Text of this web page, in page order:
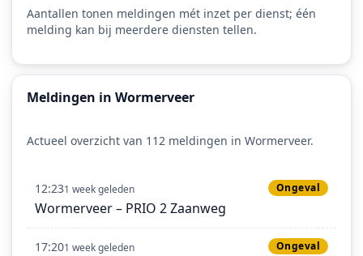
Aantallen tonen meldingen mét inzet per dienst; één
melding kan bij meerdere diensten tellen.
Meldingen in Wormerveer
Actueel overzicht van 112 meldingen in Wormerveer.
12:231 week geleden Ongeval
Wormerveer – PRIO 2 Zaanweg
17:201 week geleden Ongeval